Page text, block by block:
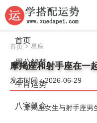
首页
周公解梦
生肖运势
八字算命
首页>星座
摩羯座和射手座在一
发布时间：2026-06-29
摩羯座女生与射手座男